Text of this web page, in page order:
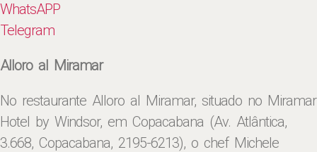
WhatsAPP
Telegram
Alloro al Miramar
No restaurante Alloro al Miramar, situado no Miramar
Hotel by Windsor, em Copacabana (Av. Atlântica,
3.668, Copacabana, 2195-6213), o chef Michele